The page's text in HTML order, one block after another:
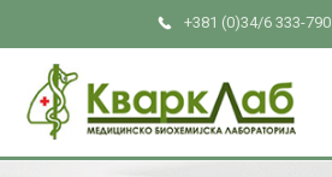
+381 (0)34/6 333-790